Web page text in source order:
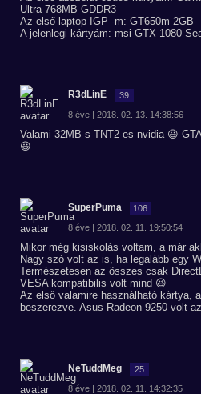
Ultra 768MB GDDR3
Az első laptop IGP -m: GT650m 2GB
A jelenlegi kártyám: msi GTX 1080
R3dLinE 39
8 éve | 2018. 02. 13. 14:38:56
Valami 32MB-s TNT2-es nvidia 😃
😃
SuperPuma 106
8 éve | 2018. 02. 11. 19:50:54
Mikor még kisiskolás voltam, a már
Nagy szó volt az is, ha legalább egy
Természetesen az összes csak
VESA kompatibilis volt mind 😆
Az első valamire használható kártya,
beszerezve. Asus Radeon 9250 volt
NeTuddMeg 25
8 éve | 2018. 02. 11. 14:32:35